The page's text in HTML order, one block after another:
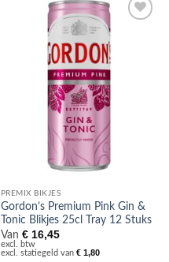
Toevoegen
verlanglijst
PREMIX BIKJES
Gordon’s Premium Pink Gin &
Tonic Blikjes 25cl Tray 12 Stuks
Van €16,45
excl. btw
excl. statiegeld van €1,80